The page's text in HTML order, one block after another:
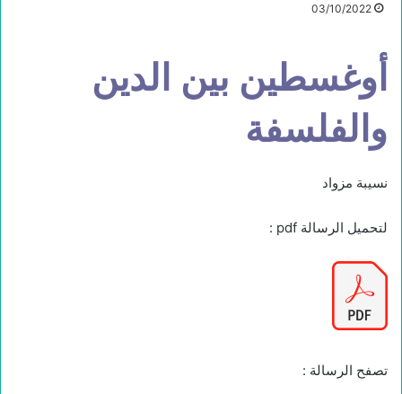
03/10/2022
أوغسطين بين الدين
والفلسفة
نسيبة مزواد
لتحميل الرسالة pdf :
تصفح الرسالة :